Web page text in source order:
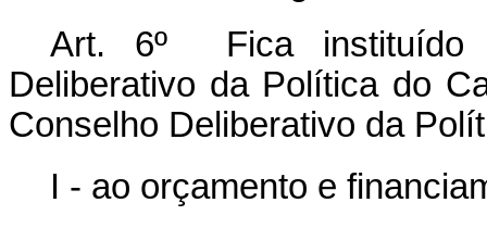
Art. 6º Fica instituído
Deliberativo da Política do
Conselho Deliberativo da
I - ao orçamento e